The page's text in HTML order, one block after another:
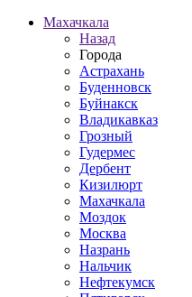
Махачкала
Назад
Города
Астрахань
Буденновск
Буйнакск
Владикавказ
Грозный
Гудермес
Дербент
Кизилюрт
Махачкала
Моздок
Москва
Назрань
Нальчик
Нефтекумск